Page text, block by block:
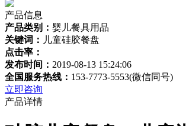
产品信息
产品类别： 婴儿餐具用品
关键词： 儿童硅胶餐盘
点击率：
发布时间： 2019-08-13 15:24:06
全国服务热线： 153-7773-5553(微信同号)
立即咨询
产品详情